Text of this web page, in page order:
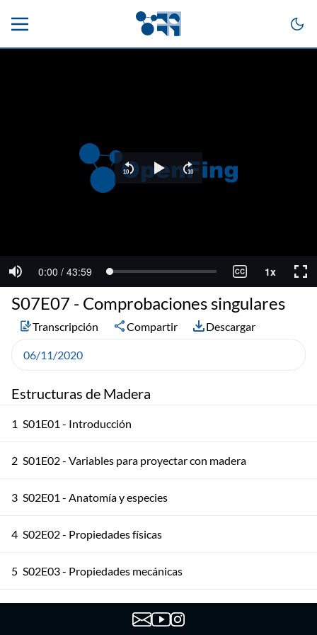
Estructuras de Madera
1 S01E01 - Introducción
2 S01E02 - Variables para proyectar con madera
3 S02E01 - Anatomía y especies
4 S02E02 - Propiedades físicas
5 S02E03 - Propiedades mecánicas
6 S03E01 - Madera aserrada 1
S07E07 - Comprobaciones singulares
Transcripción Compartir Descargar
06/11/2020